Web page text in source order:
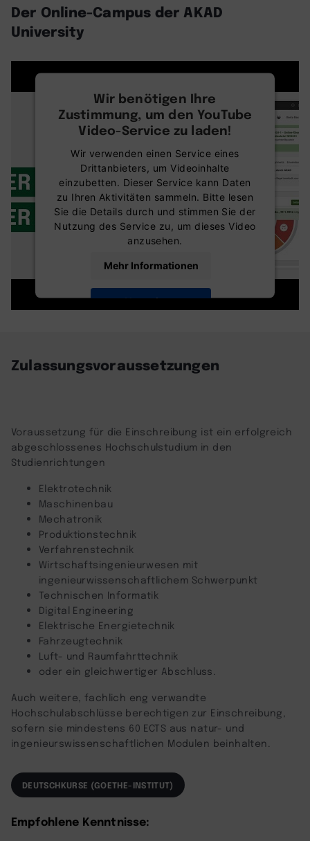
Wir benötigen Ihre
Zustimmung, um den YouTube
Video-Service zu laden!
Wir verwenden einen Service eines
Drittanbieters, um Videoinhalte
einzubetten. Dieser Service kann Daten
zu Ihren Aktivitäten sammeln. Bitte lesen
Sie die Details durch und stimmen Sie der
Nutzung des Service zu, um dieses Video
anzusehen.
Mehr Informationen
Akzeptieren
Der Online-Campus der AKAD
University
Zulassungsvoraussetzungen
Voraussetzung für die Einschreibung ist ein erfolgreich
abgeschlossenes Hochschulstudium in den
Studienrichtungen
Elektrotechnik
Maschinenbau
Mechatronik
Produktionstechnik
Verfahrenstechnik
Wirtschaftsingenieurwesen mit
ingenieurwissenschaftlichem Schwerpunkt
Technischen Informatik
Digital Engineering
Elektrische Energietechnik
Fahrzeugtechnik
Luft- und Raumfahrttechnik
oder ein gleichwertiger Abschluss.
Auch weitere, fachlich eng verwandte
Hochschulabschlüsse berechtigen zur Einschreibung,
sofern sie mindestens 60 ECTS aus natur- und
ingenieurswissenschaftlichen Modulen beinhalten.
DEUTSCHKURSE (GOETHE-INSTITUT)
Empfohlene Kenntnisse: